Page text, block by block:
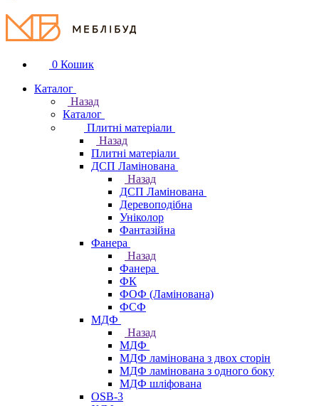
0 Кошик
Каталог
Назад
Каталог
Плитні матеріали
Назад
Плитні матеріали
ДСП Ламінована
Назад
ДСП Ламінована
Деревоподібна
Уніколор
Фантазійна
Фанера
Назад
Фанера
ФК
ФОФ (Ламінована)
ФСФ
МДФ
Назад
МДФ
МДФ ламінована з двох сторін
МДФ ламінована з одного боку
МДФ шліфована
OSB-3